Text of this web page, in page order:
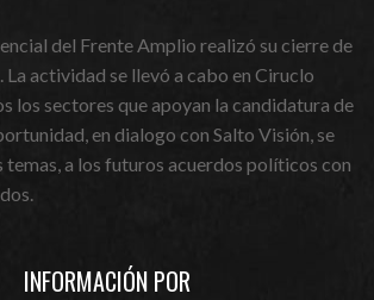
del Frente Amplio realizó su cierre de
La actividad se llevó a cabo en Ciruclo
los sectores que apoyan la candidatura de
en dialogo con Salto Visión, se
a los futuros acuerdos políticos con
INFORMACIÓN POR